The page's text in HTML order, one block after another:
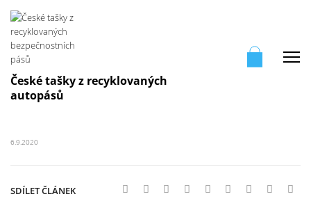
České tašky z recyklovaných
autopásů
6.9.2020
SDÍLET ČLÁNEK